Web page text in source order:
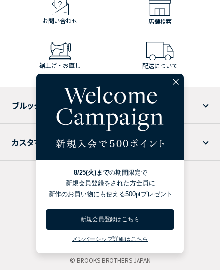
お問い合わせ 店舗検索
裾上げ・お直し 配送について
ブルックス ブラザーズについて
カスタマーサービス
特定商取引法に基づく表記
プライバシーポリシー 利用規約
© BROOKS BROTHERS JAPAN